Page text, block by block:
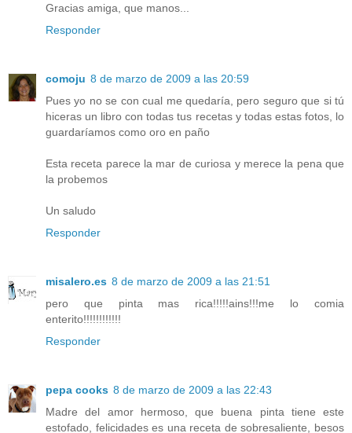
Gracias amiga, que manos...
Responder
comoju 8 de marzo de 2009 a las 20:59
Pues yo no se con cual me quedaría, pero seguro que si tú
hiceras un libro con todas tus recetas y todas estas fotos, lo
guardaríamos como oro en paño
Esta receta parece la mar de curiosa y merece la pena que
la probemos
Un saludo
Responder
misalero.es 8 de marzo de 2009 a las 21:51
pero que pinta mas rica!!!!!ains!!!me lo comia
enterito!!!!!!!!!!!!
Responder
pepa cooks 8 de marzo de 2009 a las 22:43
Madre del amor hermoso, que buena pinta tiene este
estofado, felicidades es una receta de sobresaliente, besos